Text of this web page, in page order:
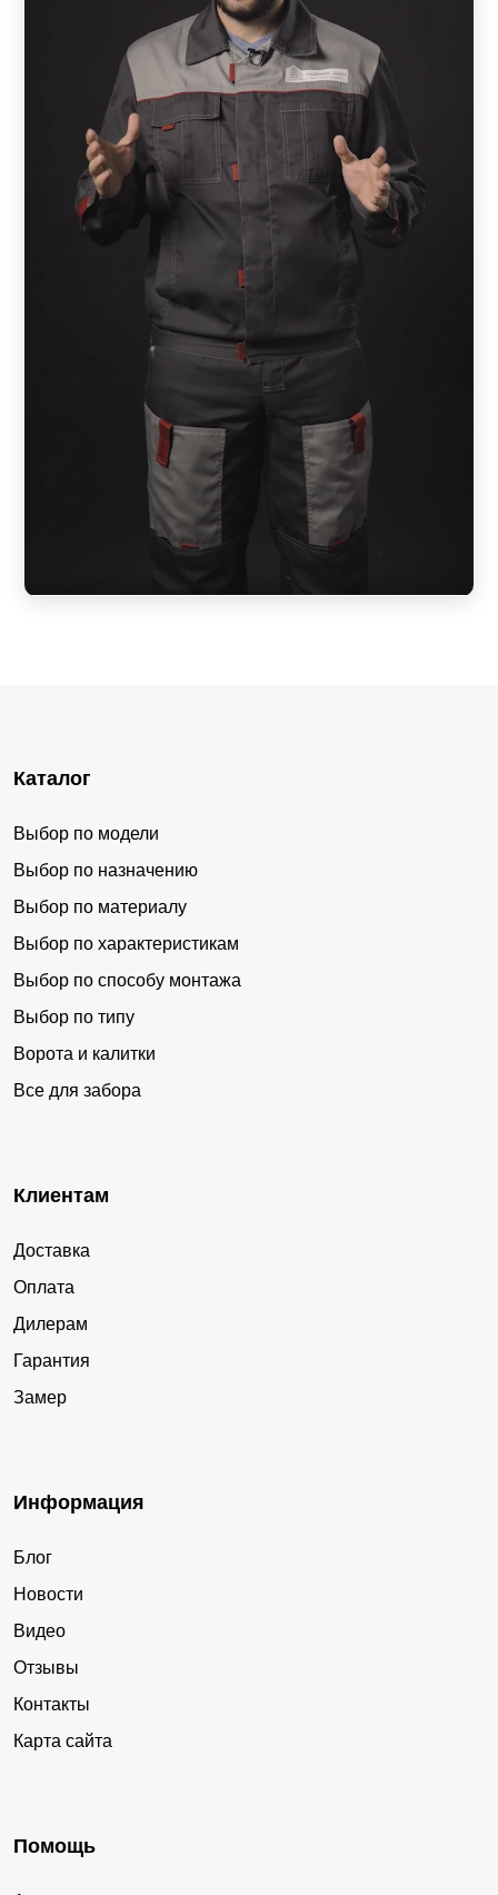
Каталог
Выбор по модели
Выбор по назначению
Выбор по материалу
Выбор по характеристикам
Выбор по способу монтажа
Выбор по типу
Ворота и калитки
Все для забора
Клиентам
Доставка
Оплата
Дилерам
Гарантия
Замер
Информация
Блог
Новости
Видео
Отзывы
Контакты
Карта сайта
Помощь